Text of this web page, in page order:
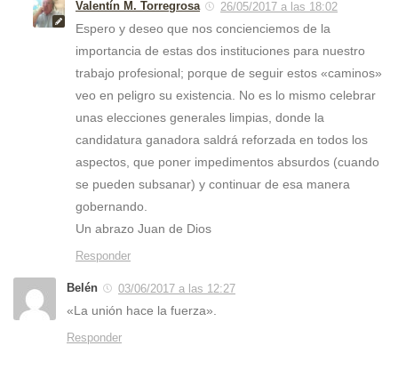
Valentín M. Torregrosa 26/05/2017 a las 18:02
Espero y deseo que nos concienciemos de la
importancia de estas dos instituciones para nuestro
trabajo profesional; porque de seguir estos «caminos»
veo en peligro su existencia. No es lo mismo celebrar
unas elecciones generales limpias, donde la
candidatura ganadora saldrá reforzada en todos los
aspectos, que poner impedimentos absurdos (cuando
se pueden subsanar) y continuar de esa manera
gobernando.
Un abrazo Juan de Dios
Responder
Belén 03/06/2017 a las 12:27
«La unión hace la fuerza».
Responder